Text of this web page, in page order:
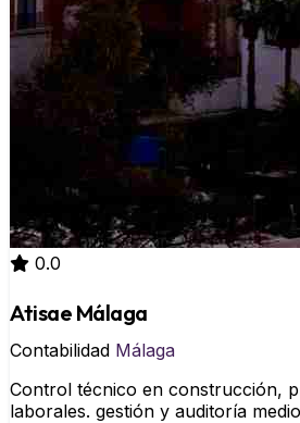
0.0
Atisae Málaga
Contabilidad Málaga
Control técnico en construcción,
laborales. gestión y auditoría